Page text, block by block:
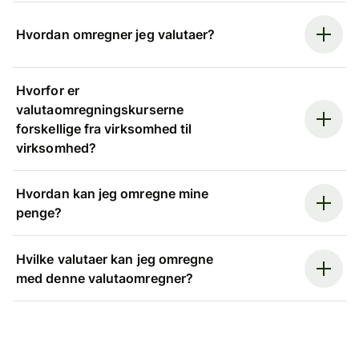
Hvordan omregner jeg valutaer?
Hvorfor er
valutaomregningskurserne
forskellige fra virksomhed til
virksomhed?
Hvordan kan jeg omregne mine
penge?
Hvilke valutaer kan jeg omregne
med denne valutaomregner?